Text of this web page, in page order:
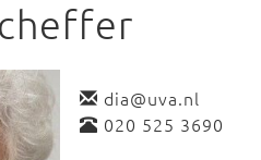
dia@uva.nl
020 525 3690